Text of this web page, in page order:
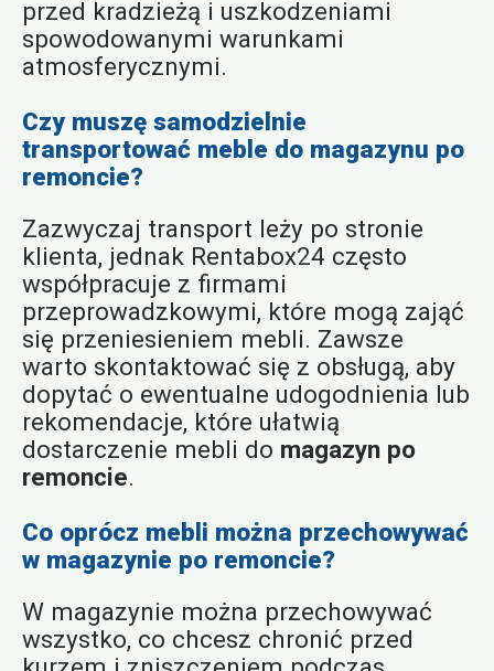
przed kradzieżą i uszkodzeniami
spowodowanymi warunkami
atmosferycznymi.
Czy muszę samodzielnie
transportować meble do magazynu po
remoncie?
Zazwyczaj transport leży po stronie
klienta, jednak Rentabox24 często
współpracuje z firmami
przeprowadzkowymi, które mogą zająć
się przeniesieniem mebli. Zawsze
warto skontaktować się z obsługą, aby
dopytać o ewentualne udogodnienia lub
rekomendacje, które ułatwią
dostarczenie mebli do magazyn po
remoncie.
Co oprócz mebli można przechowywać
w magazynie po remoncie?
W magazynie można przechowywać
wszystko, co chcesz chronić przed